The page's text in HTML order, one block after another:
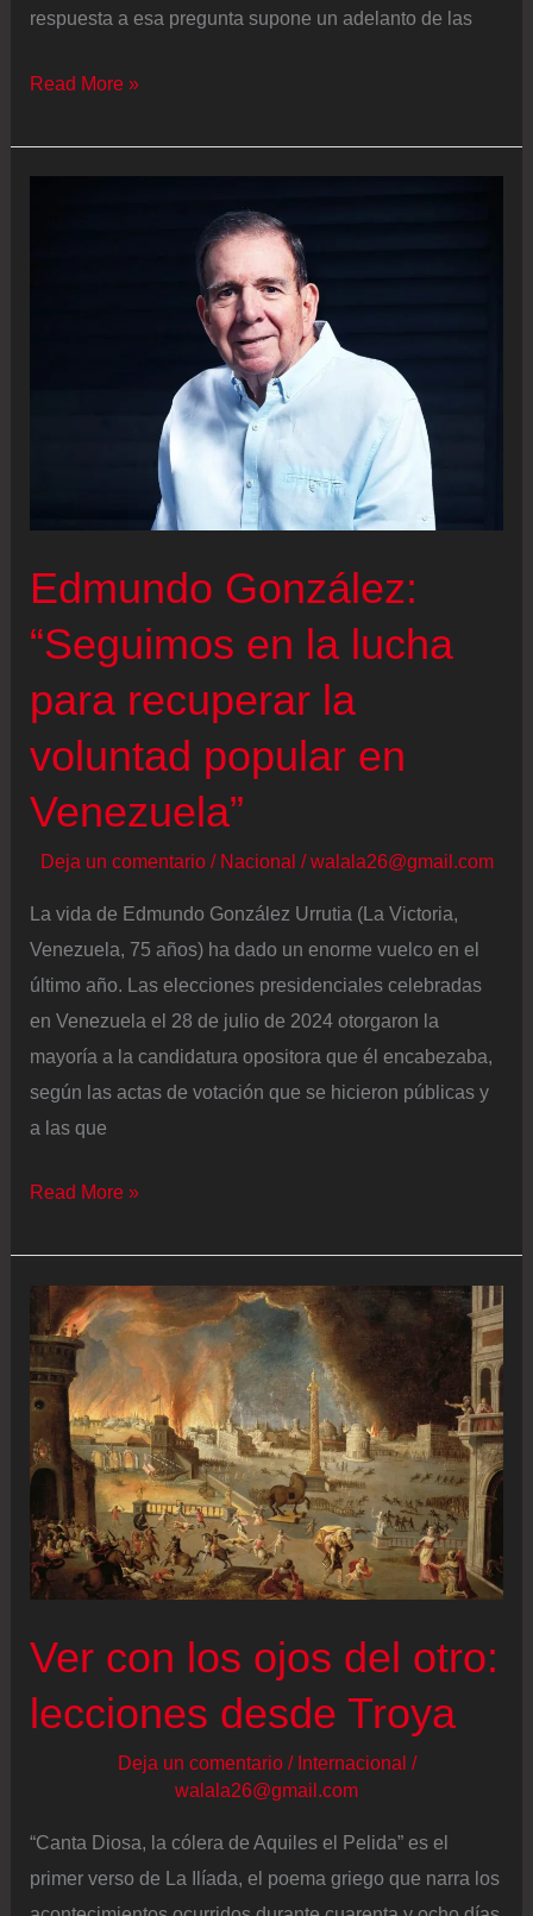
respuesta a esa pregunta supone un adelanto de las
Castilla
León
Read More »
Edmundo González:
“Seguimos en la lucha
para recuperar la
voluntad popular en
Venezuela”
Deja un comentario / Nacional /walala26@gmail.com
La vida de Edmundo González Urrutia (La Victoria,
Venezuela, 75 años) ha dado un enorme vuelco en el
último año. Las elecciones presidenciales celebradas
en Venezuela el 28 de julio de 2024 otorgaron la
mayoría a la candidatura opositora que él encabezaba,
según las actas de votación que se hicieron públicas y
a las que
Edmundo
“Seguimos
la
lucha
para
recuperar
la
voluntad
popular
en
Read More »
Ver con los ojos del otro:
lecciones desde Troya
Deja un comentario / Internacional /
walala26@gmail.com
“Canta Diosa, la cólera de Aquiles el Pelida” es el
primer verso de La Ilíada, el poema griego que narra los